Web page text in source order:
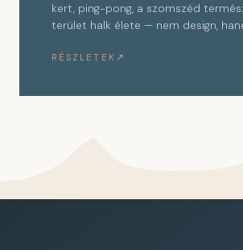
kert, ping-pong, a szomszéd
terület halk élete — nem design,
RÉSZLETEK